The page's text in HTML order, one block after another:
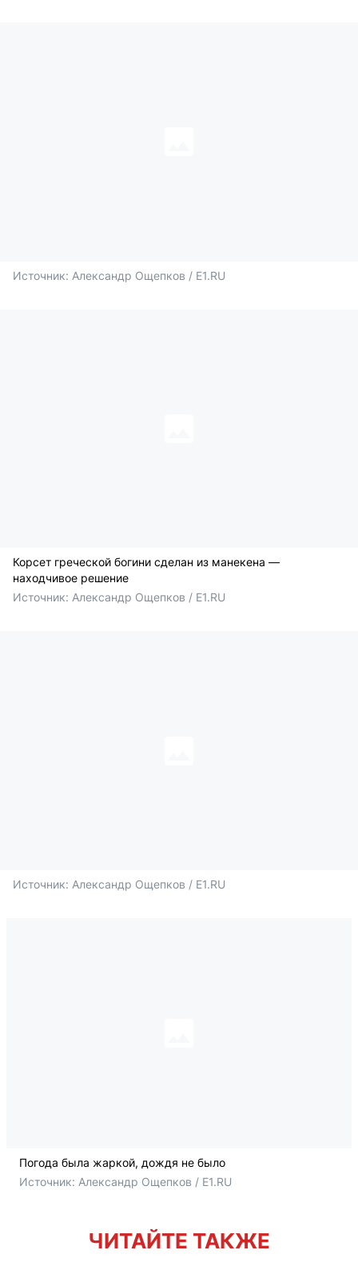
Источник: Александр Ощепков / E1.RU
Корсет греческой богини сделан из манекена —
находчивое решение
Источник: Александр Ощепков / E1.RU
Источник: Александр Ощепков / E1.RU
Погода была жаркой, дождя не было
Источник: Александр Ощепков / E1.RU
ЧИТАЙТЕ ТАКЖЕ